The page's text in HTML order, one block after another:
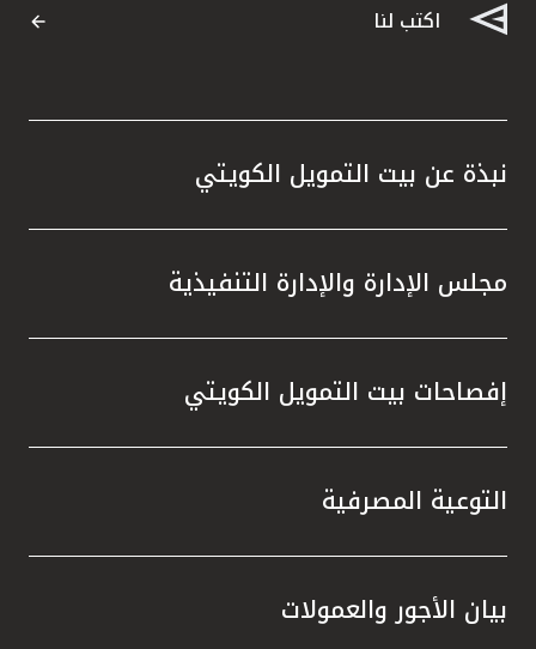
اكتب لنا
نبذة عن بيت التمويل الكويتي
مجلس الإدارة والإدارة التنفيذية
إفصاحات بيت التمويل الكويتي
التوعية المصرفية
بيان الأجور والعمولات